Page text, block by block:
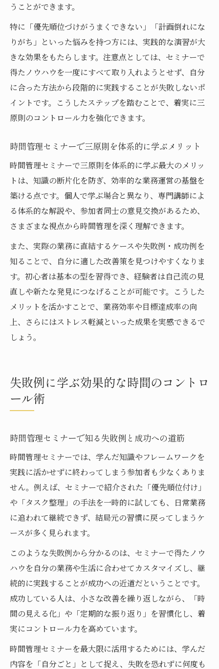
うことができます。
特に「優先順位づけがうまくできない」「計画倒れにな
りがち」といった悩みを持つ方には、実践的な演習が大
きな効果をもたらします。注意点としては、セミナーで
得たノウハウを一度にすべて取り入れようとせず、自分
に合った方法から段階的に実践することが失敗しないポ
イントです。こうしたステップを踏むことで、着実に三
原則のコントロール力を強化できます。
時間管理セミナーで三原則を体系的に学ぶメリット
時間管理セミナーで三原則を体系的に学ぶ最大のメリッ
トは、知識の断片化を防ぎ、効率的な業務運営の基盤を
築ける点です。個人で学ぶ場合と異なり、専門講師によ
る体系的な解説や、参加者同士の意見交換があるため、
さまざまな視点から時間管理を深く理解できます。
また、実際の業務に直結するケースや失敗例・成功例を
知ることで、自分に適した改善策を見つけやすくなりま
す。初心者は基本の型を習得でき、経験者は自己流の見
直しや新たな発見につなげることが可能です。こうした
メリットを活かすことで、業務効率や目標達成率の向
上、さらにはストレス軽減といった成果を実感できるで
しょう。
失敗例に学ぶ効果的な時間のコントロ
ール術
時間管理セミナーで知る失敗例と成功への道筋
時間管理セミナーでは、学んだ知識やフレームワークを
実践に活かせずに終わってしまう参加者も少なくありま
せん。例えば、セミナーで紹介された「優先順位付け」
や「タスク整理」の手法を一時的に試しても、日常業務
に追われて継続できず、結局元の習慣に戻ってしまうケ
ースが多く見られます。
このような失敗例から分かるのは、セミナーで得たノウ
ハウを自分の業務や生活に合わせてカスタマイズし、継
続的に実践することが成功への近道だということです。
成功している人は、小さな改善を繰り返しながら、「時
間の見える化」や「定期的な振り返り」を習慣化し、着
実にコントロール力を高めています。
時間管理セミナーを最大限に活用するためには、学んだ
内容を「自分ごと」として捉え、失敗を恐れずに何度も